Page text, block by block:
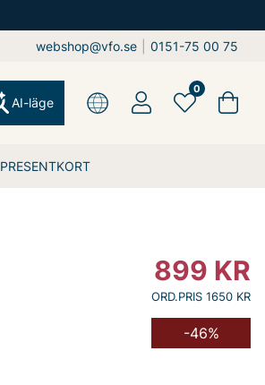
webshop@vfo.se 0151-75 00 75
PRESENTKORT
AI-läge
0
899 KR
ORD.PRIS 1650 KR
-46%